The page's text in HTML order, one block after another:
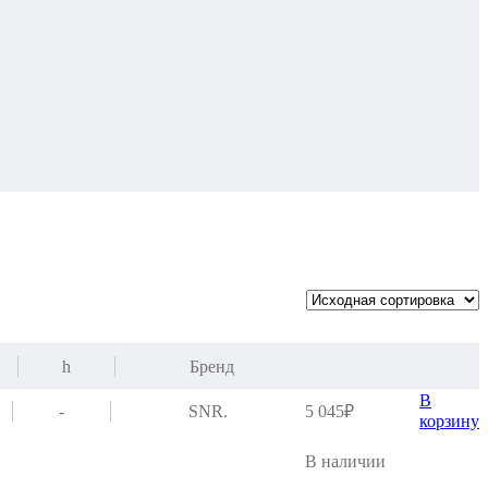
h Бренд
- SNR. 5 045₽
В
корзину
В наличии